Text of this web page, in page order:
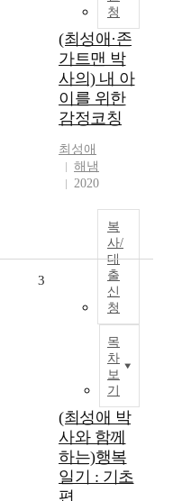
청
(최성애·존
가트맨 박
사의) 내 아
이를 위한
감정코칭
최성애
해냄
2020
복
사/
대
출
신
청
목
차
보
기
3
(최성애 박
사와 함께
하는)행복
일기 : 기초
편